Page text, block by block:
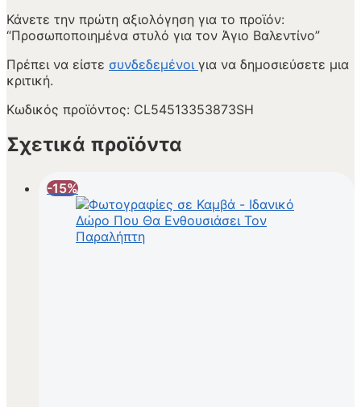
Κάνετε την πρώτη αξιολόγηση για το προϊόν:
“Προσωποποιημένα στυλό για τον Άγιο Βαλεντίνο”
Πρέπει να είστε συνδεδεμένοι για να δημοσιεύσετε μια
κριτική.
Κωδικός προϊόντος: CL54513353873SH
Σχετικά προϊόντα
-15%